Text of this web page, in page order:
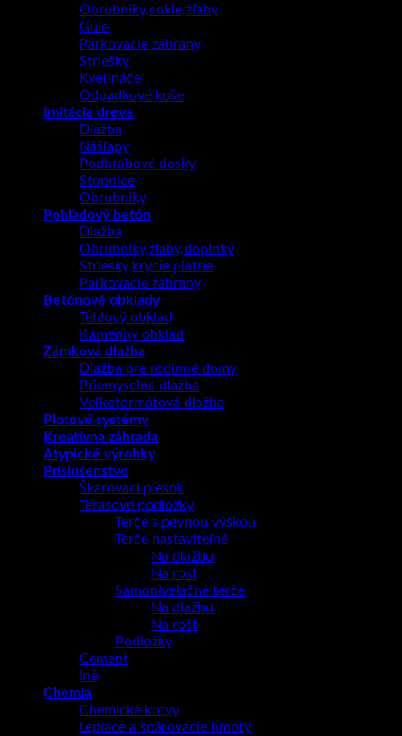
Obrubníky,cokle,žľaby
Gule
Parkovacie zábrany
Striešky
Kvetináče
Odpadkové koše
Imitácia dreva
Dlažba
Nášľapy
Podhrabové dosky
Stupnice
Obrubníky
Pohľadový betón
Dlažba
Obrubníky,žľaby,doplnky
Striešky,krycie platne
Parkovacie zábrany
Betónové obklady
Tehlový obklad
Kamenný obklad
Zámková dlažba
Dlažba pre rodinné domy
Priemyselná dlažba
Veľkoformátová dlažba
Plotové systémy
Kreatívna záhrada
Atypické výrobky
Príslušenstvo
Škárovací piesok
Terasové podložky
Terče s pevnou výškou
Terče nastaviteľné
Na dlažbu
Na rošt
Samonivelačné terče
Na dlažbu
Na rošt
Podložky
Cement
Iné
Chémia
Chemické kotvy
Lepiace a špárovacie hmoty